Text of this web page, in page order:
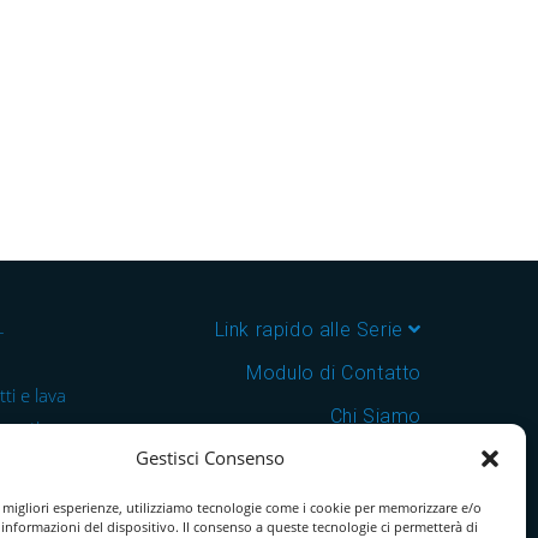
Gestisci Consenso
esperienze, utilizziamo tecnologie come i cookie per memorizzare e/o
informazioni del dispositivo. Il consenso a queste tecnologie ci permetterà di
e lava
e
in
Link rapido alle Serie
Modulo di Contatto
Chi Siamo
Download Catalogo PDF
Cookie Policy